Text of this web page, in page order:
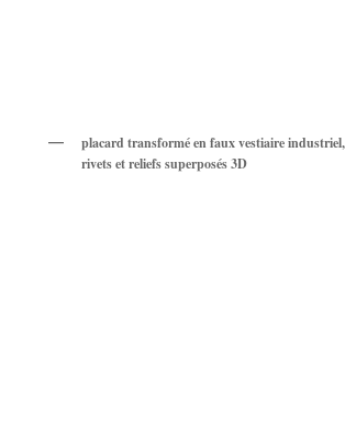
placard transformé en faux vestiaire
rivets et reliefs superposés 3D